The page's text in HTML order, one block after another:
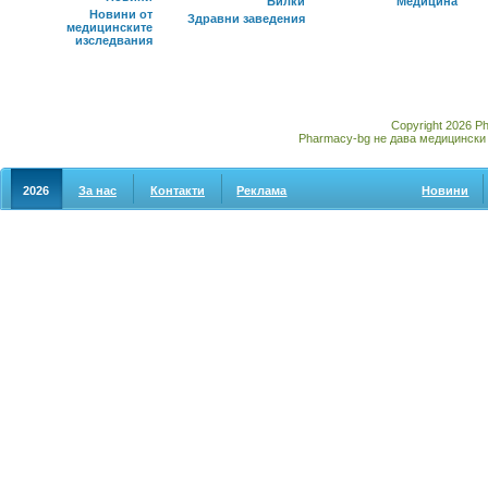
Новини от
медицинските
изследвания
Здравни заведения
Copyright 2026
Pharmacy-bg не дава
2026 За нас Контакти Реклама Новини